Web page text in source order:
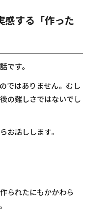
感する「作った
です。
ではありません。むし
の難しさではないでし
お話しします。
られたにもかかわら